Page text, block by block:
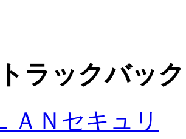
ラックバック
ＡＮセキュリ